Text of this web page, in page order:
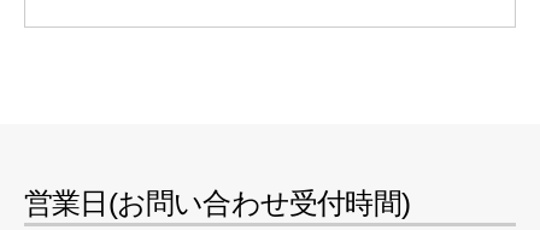
営業日(お問い合わせ受付時間)